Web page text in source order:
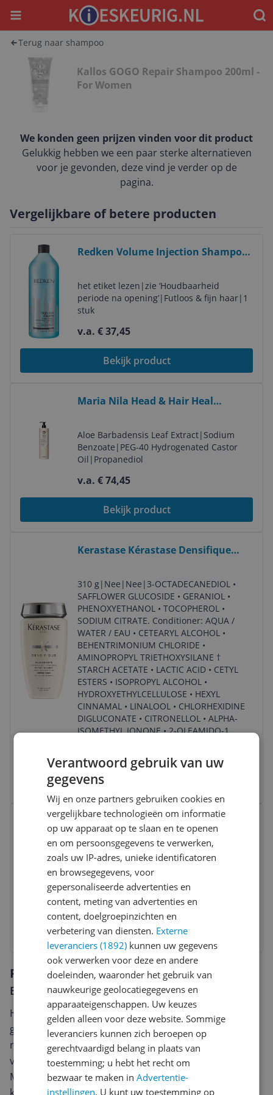
Menu
Terug naar shampoo
Kallos GOGO Repair Shampoo 200ml -
For Women
We konden geen prijzen vinden voor dit product
Gelukkig hebben we een paar sterke alternatieven
voor je gevonden, deze vind je verder op de
pagina.
Vergelijkbare of betere producten
Redken Volume Injection Shampoo
het etiket lezen |zie ‘Houdbaarheid
periode na opening’| Futloos & fijn haar| 1
stuk
v.a. € 37,45
Bekijk product
Bekijk product
Maria Nila Head & Hair Heal
Anti-Dandruff, Soothing Shampoo
for Women
Aloe Barbadensis Leaf Extract| Sodium
Benzoate | PEG-40 Hydrogenated Castor
Oil | Propanediol
v.a. € 74,45
Bekijk product
Kerastase Kérastase Densifique
310 g| Nee | Nee | 3-OCTADECANEDIOL •
SAFFLOWER GLUCOSIDE • GERANIOL •
PHENOXYETHANOL • TOCOPHEROL •
SODIUM CITRATE. Conditioner: AQUA /
WATER / EAU • CETEARYL ALCOHOL •
BEHENTRIMONIUM CHLORIDE •
AMINOPROPYL TRIETHOXYSILANE †
STARCH ACETATE • LACTIC ACID • CETYL
ESTERS • ISOPROPYL ALCOHOL •
HYDROXYETHYLCELLULOSE • HEXYL
CINNAMAL • LINALOOL • CHLORHEXIDINE
DIGLUCONATE • CITRONELLOL • ALPHA-
ISOMETHYL IONONE • 2-OLEAMIDO-1
Bekijk product
Aveda Shampure Nurturing
Shampoo 1000 ml
Sodium Phytate|Sodium
Sorbate
v.a. € 37,56
Bekijk product
Bekijk product
Reviews
Er zijn nog geen reviews geschreven
Heb jij dit product in bezit en wil je graag je mening
geven? Start dan hieronder met het schrijven van je
review. Afhankelijk van de details duurt het schrijven
van een review gemiddeld tussen de 3 en 10 minuten.
Met jouw mening help je andere bezoekers een betere
Verantwoord gebruik van uw
gegevens
Wij en onze partners gebruiken cookies en
vergelijkbare technologieën om informatie
op uw apparaat op te slaan en te openen
en om persoonsgegevens te verwerken,
zoals uw IP-adres, unieke identificatoren
en browsegegevens, voor
gepersonaliseerde advertenties en
content, meting van advertenties en
content, doelgroepinzichten en
verbetering van diensten. Externe
leveranciers (1892) kunnen uw gegevens
ook verwerken voor deze en andere
doeleinden, waaronder het gebruik van
nauwkeurige geolocatiegegevens en
apparaateigenschappen. Uw keuzes
gelden alleen voor deze website. Sommige
leveranciers kunnen zich beroepen op
gerechtvaardigd belang in plaats van
toestemming; u hebt het recht om
bezwaar te maken inAdvertentie-
instellingen. U kunt uw toestemming op